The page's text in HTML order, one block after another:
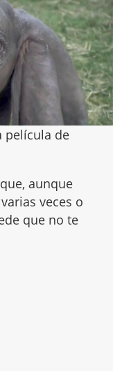
película de
aunque
varias veces o
que no te